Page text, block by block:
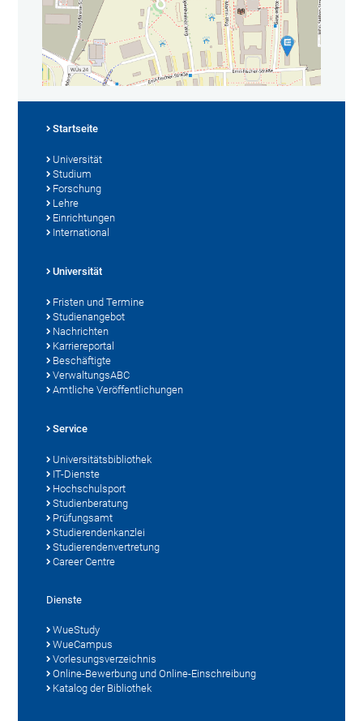
Startseite
Universität
Studium
Forschung
Lehre
Einrichtungen
International
Universität
Fristen und Termine
Studienangebot
Nachrichten
Karriereportal
Beschäftigte
VerwaltungsABC
Amtliche Veröffentlichungen
Service
Universitätsbibliothek
IT-Dienste
Hochschulsport
Studienberatung
Prüfungsamt
Studierendenkanzlei
Studierendenvertretung
Career Centre
Dienste
WueStudy
WueCampus
Vorlesungsverzeichnis
Online-Bewerbung und Online-Einschreibung
Katalog der Bibliothek